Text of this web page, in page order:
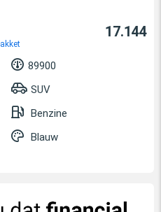
17.144
89900
SUV
Benzine
Blauw